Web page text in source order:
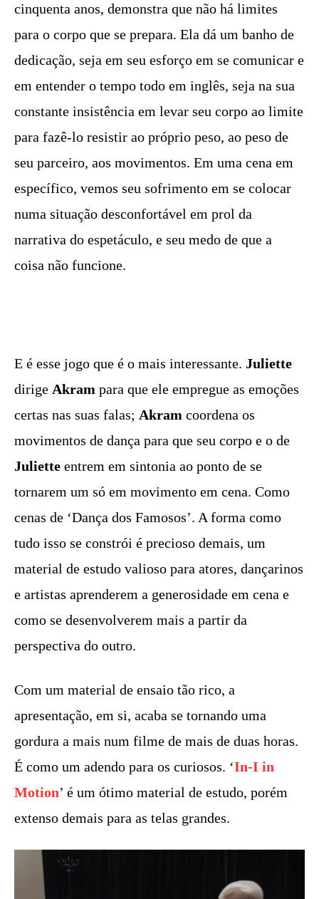
cinquenta anos, demonstra que não há limites
para o corpo que se prepara. Ela dá um banho de
dedicação, seja em seu esforço em se comunicar e
em entender o tempo todo em inglês, seja na sua
constante insistência em levar seu corpo ao limite
para fazê-lo resistir ao próprio peso, ao peso de
seu parceiro, aos movimentos. Em uma cena em
específico, vemos seu sofrimento em se colocar
numa situação desconfortável em prol da
narrativa do espetáculo, e seu medo de que a
coisa não funcione.
E é esse jogo que é o mais interessante. Juliette
dirige Akram para que ele empregue as emoções
certas nas suas falas; Akram coordena os
movimentos de dança para que seu corpo e o de
Juliette entrem em sintonia ao ponto de se
tornarem um só em movimento em cena. Como
cenas de ‘Dança dos Famosos’. A forma como
tudo isso se constrói é precioso demais, um
material de estudo valioso para atores, dançarinos
e artistas aprenderem a generosidade em cena e
como se desenvolverem mais a partir da
perspectiva do outro.
Com um material de ensaio tão rico, a
apresentação, em si, acaba se tornando uma
gordura a mais num filme de mais de duas horas.
É como um adendo para os curiosos. ‘In-I in
Motion’ é um ótimo material de estudo, porém
extenso demais para as telas grandes.